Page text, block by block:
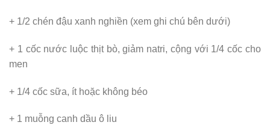
+ 1/2 chén đậu xanh nghiền (xem ghi chú bên dưới)
+ 1 cốc nước luộc thịt bò, giảm natri, cộng với 1/4 cốc cho
men
+ 1/4 cốc sữa, ít hoặc không béo
+ 1 muỗng canh dầu ô liu